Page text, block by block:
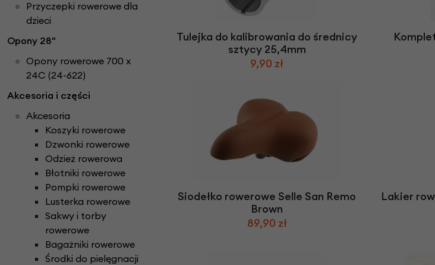
Rowery Składane
Rowery Trójkołowe
Rowerki biegowe
Rowery Cargo / transportowe
Checker Pig
Części do rowerów elektrycznych
Dzwonki rowerowe
Foteliki rowerowe
Hamulce rowerowe
asety i wolnobiegi
Kaski rowerowe
ańcuchy i paski rowerowe
Napęd paskowy Gates
Narzędzia rowerowe
Przerzutki rowerowe
Przyczepki rowerowe dla
dzieci
Opony 28"
Opony rowerowe 700 x
24C (24-622)
Akcesoria i części
Akcesoria
Koszyki rowerowe
Dzwonki rowerowe
Odzież rowerowa
Błotniki rowerowe
Pompki rowerowe
Lusterka rowerowe
Sakwy i torby
rowerowe
Bagażniki rowerowe
Środki do pielęgnacji
Tulejka do kalibrowania do średnicy
sztycy 25,4mm
9,90 zł
Siodełko rowerowe Selle San Remo
Brown
89,90 zł
Lakier